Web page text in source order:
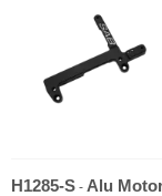
H1285-S - Alu